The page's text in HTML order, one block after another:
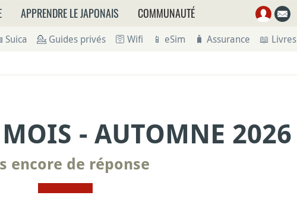
APPRENDRE LE JAPONAIS COMMUNAUTÉ
Suica 💁 Guides privés 🛜 Wifi 📱 eSim 🧳 Assurance 📖 Livres
- AUTOMNE 2026
encore de réponse